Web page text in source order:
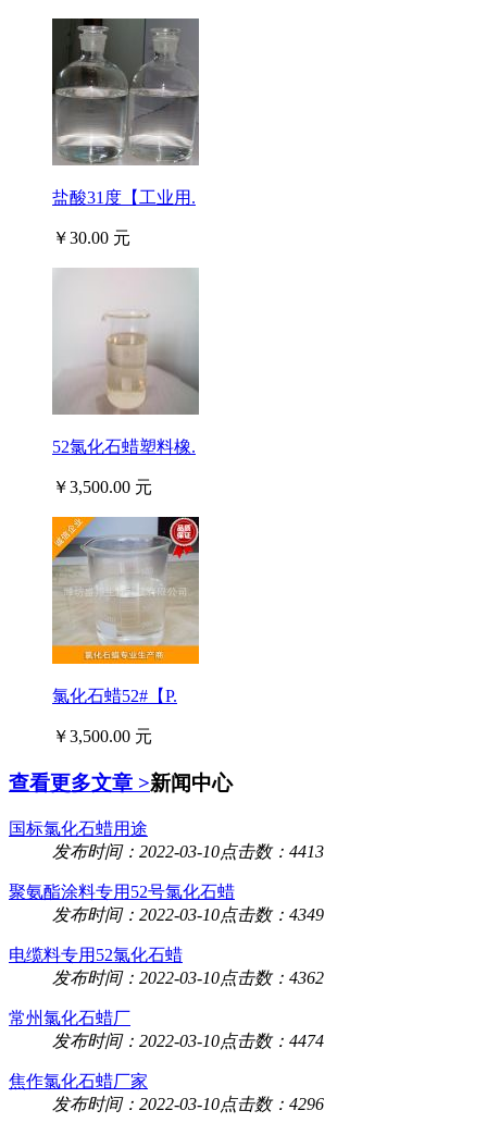
盐酸31度【工业用.
￥30.00 元
52氯化石蜡塑料橡.
￥3,500.00 元
氯化石蜡52#【P.
￥3,500.00 元
查看更多文章 >新闻中心
国标氯化石蜡用途
发布时间：2022-03-10点击数：4413
聚氨酯涂料专用52号氯化石蜡
发布时间：2022-03-10点击数：4349
电缆料专用52氯化石蜡
发布时间：2022-03-10点击数：4362
常州氯化石蜡厂
发布时间：2022-03-10点击数：4474
焦作氯化石蜡厂家
发布时间：2022-03-10点击数：4296